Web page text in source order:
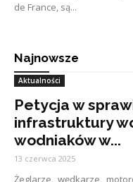
de France, są...
Najnowsze
Aktualności
Petycja w
infrastruktury
wodniaków w...
13 czerwca 2025
Żeglarze, wędkarze,